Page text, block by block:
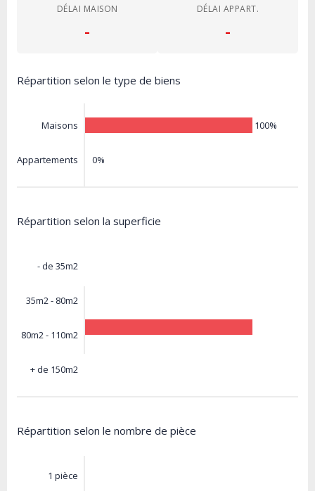
DÉLAI MAISON
-
DÉLAI APPART.
-
Répartition selon le type de biens
Maisons
Appartements
100%
0%
Répartition selon la superficie
- de 35m2
35m2 - 80m2
80m2 - 110m2
+ de 150m2
Répartition selon le nombre de pièce
1 pièce